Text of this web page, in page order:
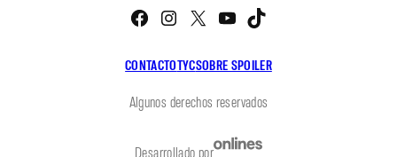
CONTACTOTYCSOBRE SPOILER
Facebook
Instagram
X YouTube
Algunos derechos reservados
Desarrollado por